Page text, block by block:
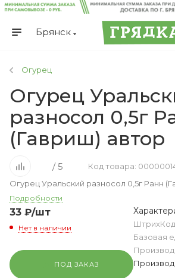
Брянск
Огурец
Огурец
разносол 0,5г
(Гавриш) автор
/ 5
Код товара:
Огурец Уральский разносол 0,5г Ранн
Подробности
33 ₽/шт
Нет в наличии
ПОД ЗАКАЗ
ШтрихКод
Базовая